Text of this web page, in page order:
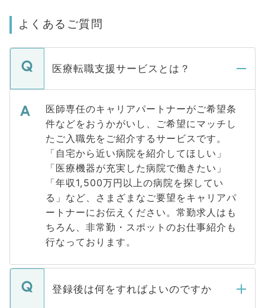
よくあるご質問
医療転職支援サービスとは？
医師専任のキャリアパートナーがご希望条
件などをおうかがいし、ご希望にマッチし
たご入職先をご紹介するサービスです。
「自宅から近い病院を紹介してほしい」
「医療機器が充実した病院で働きたい」
「年収1,500万円以上の病院を探してい
る」など、さまざまなご要望をキャリアパ
ートナーにお伝えください。常勤求人はも
ちろん、非常勤・スポットのお仕事紹介も
行なっております。
登録後は何をすればよいのですか